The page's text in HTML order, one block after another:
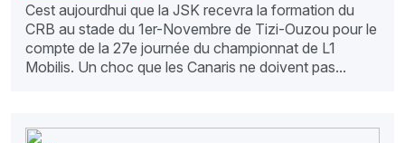
Cest aujourdhui que la JSK recevra la formation du
CRB au stade du 1er-Novembre de Tizi-Ouzou pour le
compte de la 27e journée du championnat de L1
Mobilis. Un choc que les Canaris ne doivent pas...